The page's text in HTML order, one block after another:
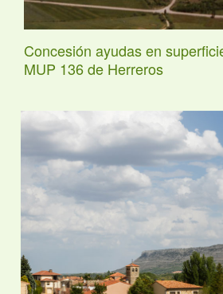
Concesión ayudas en
MUP 136 de Herreros